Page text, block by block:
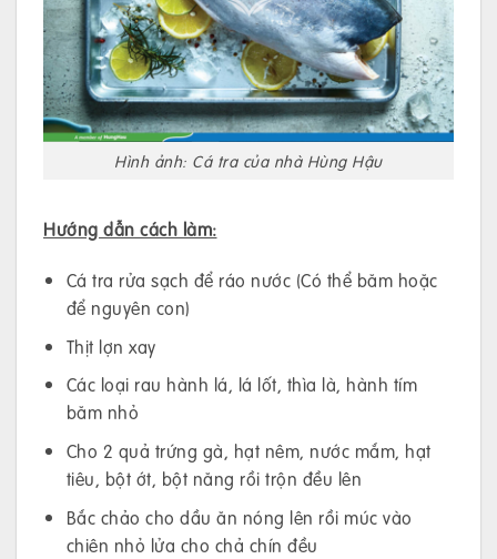
Hình ảnh: Cá tra của nhà Hùng Hậu
Hướng dẫn cách làm:
Cá tra rửa sạch để ráo nước (Có thể băm hoặc
để nguyên con)
Thịt lợn xay
Các loại rau hành lá, lá lốt, thìa là, hành tím
băm nhỏ
Cho 2 quả trứng gà, hạt nêm, nước mắm, hạt
tiêu, bột ớt, bột năng rồi trộn đều lên
Bắc chảo cho dầu ăn nóng lên rồi múc vào
chiên nhỏ lửa cho chả chín đều